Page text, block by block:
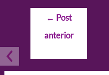
Navegação
Post
← Post
anterior